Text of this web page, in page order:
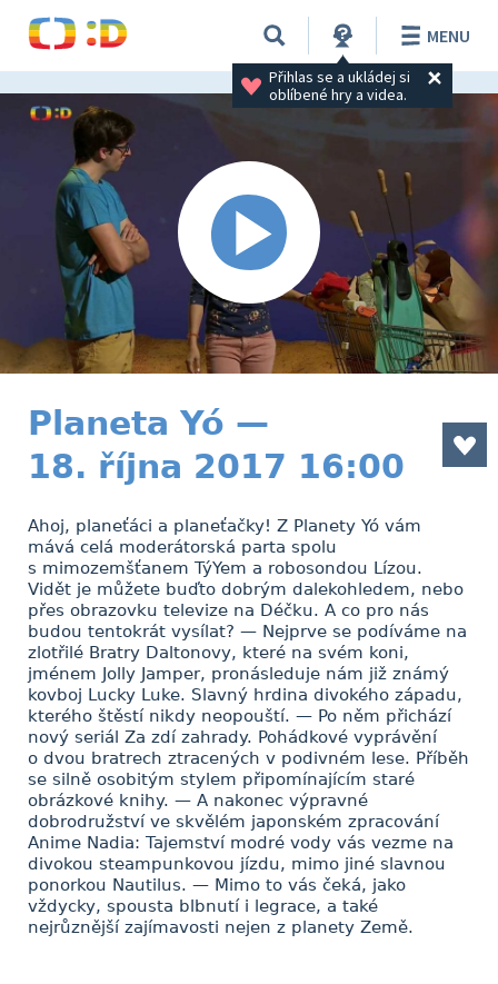
Přihlas se a ukládej si
oblíbené hry a videa.
MENU
Planeta Yó —
18. října 2017 16:00
Ahoj, planeťáci a planeťačky! Z Planety Yó vám
mává celá moderátorská parta spolu
s mimozemšťanem TýYem a robosondou Lízou.
Vidět je můžete buďto dobrým dalekohledem, nebo
přes obrazovku televize na Déčku. A co pro nás
budou tentokrát vysílat? — Nejprve se podíváme na
zlotřilé Bratry Daltonovy, které na svém koni,
jménem Jolly Jamper, pronásleduje nám již známý
kovboj Lucky Luke. Slavný hrdina divokého západu,
kterého štěstí nikdy neopouští. — Po něm přichází
nový seriál Za zdí zahrady. Pohádkové vyprávění
o dvou bratrech ztracených v podivném lese. Příběh
se silně osobitým stylem připomínajícím staré
obrázkové knihy. — A nakonec výpravné
dobrodružství ve skvělém japonském zpracování
Anime Nadia: Tajemství modré vody vás vezme na
divokou steampunkovou jízdu, mimo jiné slavnou
ponorkou Nautilus. — Mimo to vás čeká, jako
vždycky, spousta blbnutí i legrace, a také
nejrůznější zajímavosti nejen z planety Země.